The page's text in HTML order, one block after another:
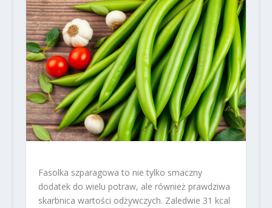
Fasolka szparagowa to nie tylko smaczny
dodatek do wielu potraw, ale również prawdziwa
skarbnica wartości odżywczych. Zaledwie 31 kcal